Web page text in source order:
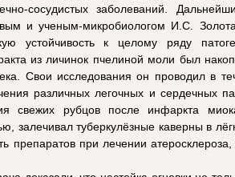
сосудистых заболеваний.
и ученым-микробиологом И.С.
устойчивость к целому ряду
из личинок пчелиной моли был
Свои исследования он проводил в
различных легочных и сердечных
свежих рубцов после инфаркта
залечивал туберкулёзные каверны в
препаратов при лечении